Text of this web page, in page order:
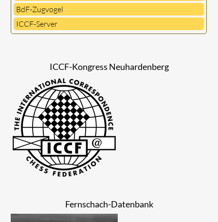
BdF-Zugvogel
ICCF-Server
ICCF-Kongress Neuhardenberg
Fernschach-Datenbank